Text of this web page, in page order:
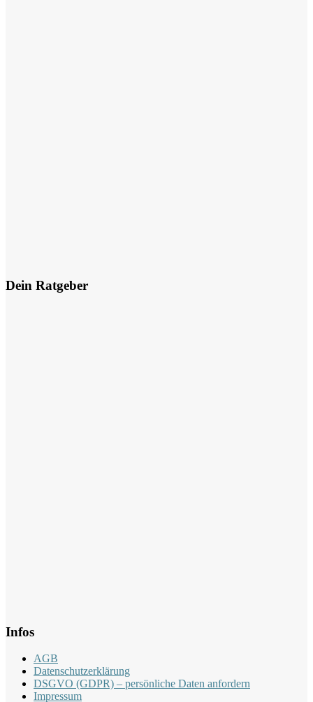
Dein Ratgeber
Infos
AGB
Datenschutzerklärung
DSGVO (GDPR) – persönliche Daten anfordern
Impressum